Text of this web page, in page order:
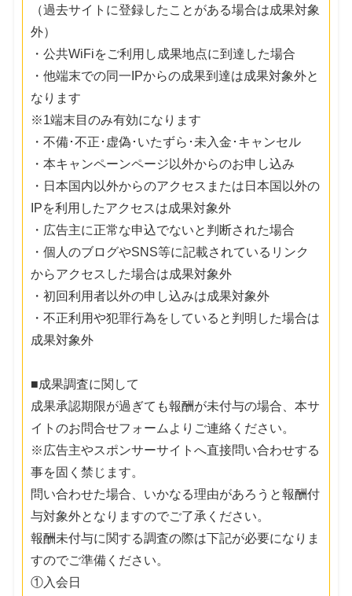
（過去サイトに登録したことがある場合は成果対象
外）
・公共WiFiをご利用し成果地点に到達した場合
・他端末での同一IPからの成果到達は成果対象外と
なります
※1端末目のみ有効になります
・不備･不正･虚偽･いたずら･未入金･キャンセル
・本キャンペーンページ以外からのお申し込み
・日本国内以外からのアクセスまたは日本国以外の
IPを利用したアクセスは成果対象外
・広告主に正常な申込でないと判断された場合
・個人のブログやSNS等に記載されているリンク
からアクセスした場合は成果対象外
・初回利用者以外の申し込みは成果対象外
・不正利用や犯罪行為をしていると判明した場合は
成果対象外
■成果調査に関して
成果承認期限が過ぎても報酬が未付与の場合、本サ
イトのお問合せフォームよりご連絡ください。
※広告主やスポンサーサイトへ直接問い合わせする
事を固く禁じます。
問い合わせた場合、いかなる理由があろうと報酬付
与対象外となりますのでご了承ください。
報酬未付与に関する調査の際は下記が必要になりま
すのでご準備ください。
①入会日